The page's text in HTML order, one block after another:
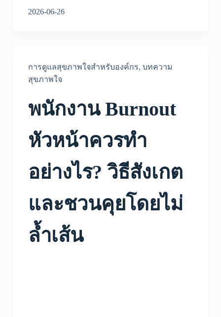
2026-06-26
การดูแลสุขภาพใจสำหรับองค์กร, บทความ
สุขภาพใจ
พนักงาน Burnout
หัวหน้าควรทำ
อย่างไร? วิธีสังเกต
และชวนคุยโดยไม่
ล้ำเส้น